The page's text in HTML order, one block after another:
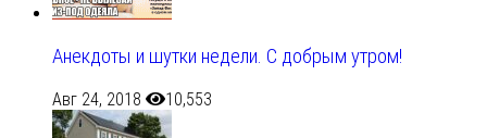
Анекдоты и шутки недели. С добрым утром!
Авг 24, 2018 10,553